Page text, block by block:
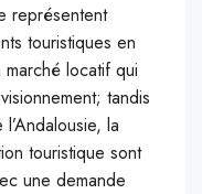
représentent
touristiques en
locatif qui
tandis
la
touristique sont
une demande